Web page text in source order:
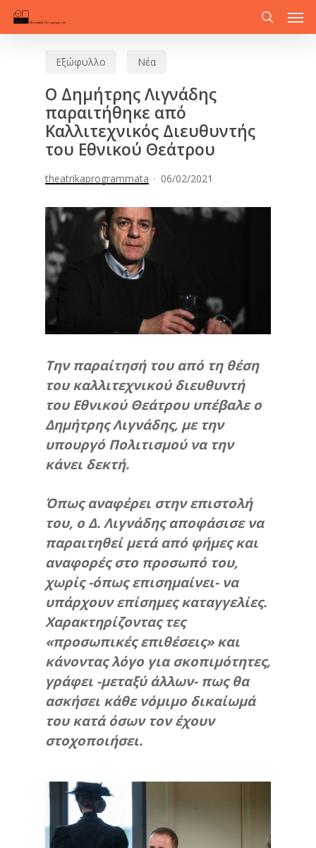
Skip
search
Εξώφυλλο Νέα
Ο Δημήτρης Λιγνάδης
παραιτήθηκε από
Καλλιτεχνικός Διευθυντής
του Εθνικού Θεάτρου
theatrikaprogrammata 06/02/2021
Την παραίτησή του από τη θέση
του καλλιτεχνικού διευθυντή
του Εθνικού Θεάτρου υπέβαλε ο
Δημήτρης Λιγνάδης, με την
υπουργό Πολιτισμού να την
κάνει δεκτή.
Όπως αναφέρει στην επιστολή
του, ο Δ. Λιγνάδης αποφάσισε να
παραιτηθεί μετά από φήμες και
αναφορές στο προσωπό του,
χωρίς -όπως επισημαίνει- να
υπάρχουν επίσημες καταγγελίες.
Χαρακτηρίζοντας τες
«προσωπικές επιθέσεις» και
κάνοντας λόγο για σκοπιμότητες,
γράφει -μεταξύ άλλων- πως θα
ασκήσει κάθε νόμιμο δικαίωμά
του κατά όσων τον έχουν
στοχοποιήσει.